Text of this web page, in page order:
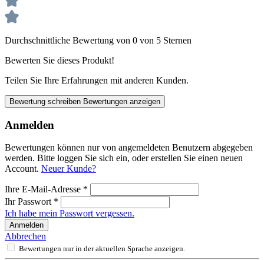
Durchschnittliche Bewertung von 0 von 5 Sternen
Bewerten Sie dieses Produkt!
Teilen Sie Ihre Erfahrungen mit anderen Kunden.
Bewertung schreiben Bewertungen anzeigen
Anmelden
Bewertungen können nur von angemeldeten Benutzern abgegeben
werden. Bitte loggen Sie sich ein, oder erstellen Sie einen neuen
Account. Neuer Kunde?
Ihre E-Mail-Adresse *
Ihr Passwort *
Ich habe mein Passwort vergessen.
Anmelden
Abbrechen
Bewertungen nur in der aktuellen Sprache anzeigen.